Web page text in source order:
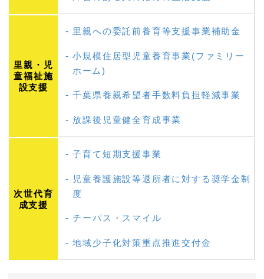
里親・児
童福祉施
設支援
里親への委託前養育等支援事業補助金
小規模住居型児童養育事業(ファミリー
ホーム)
千葉県養親希望者手数料負担軽減事業
放課後児童健全育成事業
次世代育
成支援
子育て短期支援事業
児童養護施設等退所者に対する奨学金制
度
チーパス・スマイル
地域少子化対策重点推進交付金